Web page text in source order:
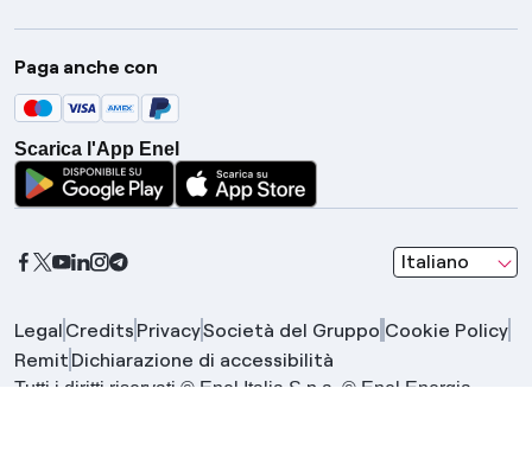
Enel Group
Enel Green Power
Global Trading
Global Procurement
Gridspertise
Paga anche con
Scarica l'App Enel
Italiano
seleziona una
Legal Credits PrivacySocietà del Gruppo Cookie Policy
Remit Dichiarazione di accessibilità
Tutti i diritti riservati © Enel Italia S.p.a. © Enel Energia